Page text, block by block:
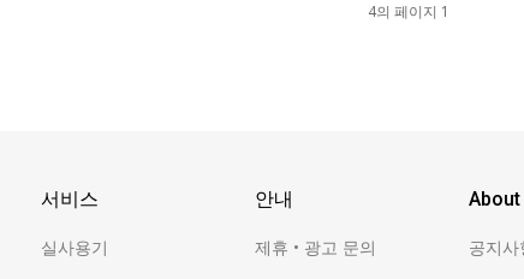
4의 페이지 1
서비스
실사용기
안내
제휴 • 광고 문의
About
공지사